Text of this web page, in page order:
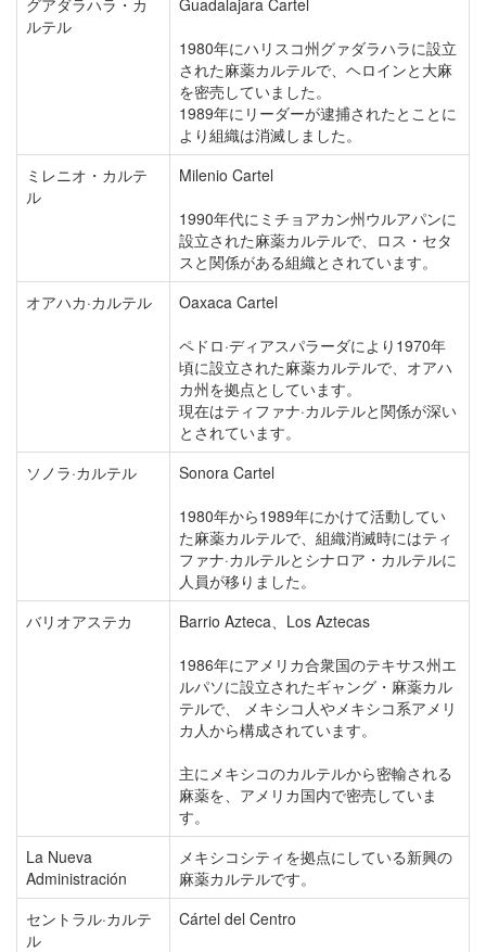
グアダラハラ・カ
ルテル
Guadalajara Cartel
1980年にハリスコ州グァダラハラに設立
された麻薬カルテルで、ヘロインと大麻
を密売していました。
1989年にリーダーが逮捕されたとことに
より組織は消滅しました。
ミレニオ・カルテ
ル
Milenio Cartel
1990年代にミチョアカン州ウルアパンに
設立された麻薬カルテルで、ロス・セタ
スと関係がある組織とされています。
オアハカ·カルテル
Oaxaca Cartel
ペドロ·ディアスパラーダにより1970年
頃に設立された麻薬カルテルで、オアハ
カ州を拠点としています。
現在はティファナ·カルテルと関係が深い
とされています。
ソノラ·カルテル
Sonora Cartel
1980年から1989年にかけて活動してい
た麻薬カルテルで、組織消滅時にはティ
ファナ·カルテルとシナロア・カルテルに
人員が移りました。
バリオアステカ
Barrio Azteca、Los Aztecas
1986年にアメリカ合衆国のテキサス州エ
ルパソに設立されたギャング・麻薬カル
テルで、 メキシコ人やメキシコ系アメリ
カ人から構成されています。
主にメキシコのカルテルから密輸される
麻薬を、アメリカ国内で密売していま
す。
La Nueva
Administración
メキシコシティを拠点にしている新興の
麻薬カルテルです。
セントラル·カルテ
ル
Cártel del Centro